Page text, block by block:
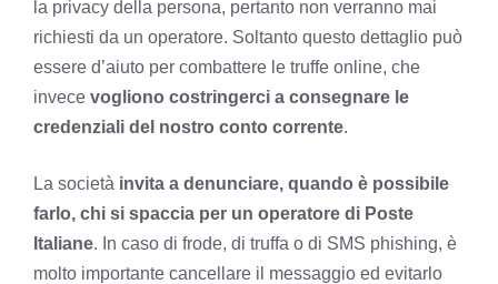
la privacy della persona, pertanto non verranno mai
richiesti da un operatore. Soltanto questo dettaglio può
essere d’aiuto per combattere le truffe online, che
invece vogliono costringerci a consegnare le
credenziali del nostro conto corrente.
La società invita a denunciare, quando è possibile
farlo, chi si spaccia per un operatore di Poste
Italiane. In caso di frode, di truffa o di SMS phishing, è
molto importante cancellare il messaggio ed evitarlo